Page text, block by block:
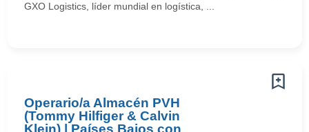
GXO Logistics, líder mundial en logística, ...
Operario/a Almacén PVH
(Tommy Hilfiger & Calvin
Klein) | Países Bajos con